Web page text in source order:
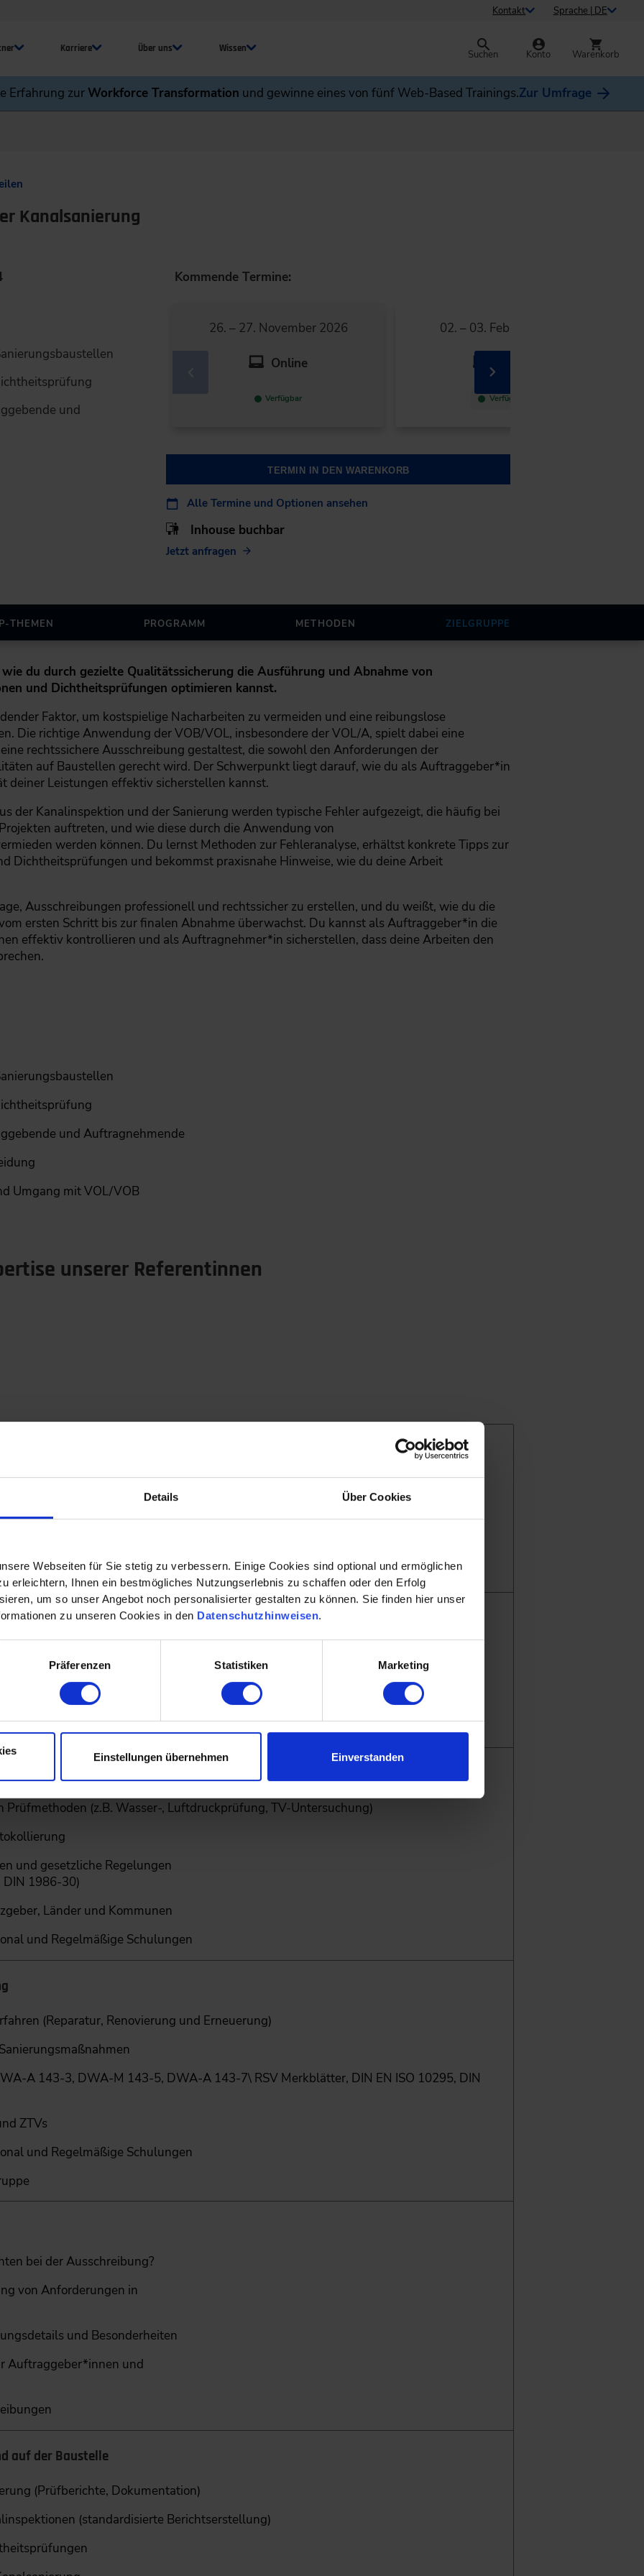
Details Über Cookies
Webseiten für Sie stetig zu verbessern. Einige Cookies sind optional und ermöglichen
erleichtern, Ihnen ein bestmögliches Nutzungserlebnis zu schaffen oder den Erfolg
um so unser Angebot noch personalisierter gestalten zu können. Sie finden hier unser
zu unseren Cookies in den Datenschutzhinweisen.
Präferenzen Statistiken Marketing
Einstellungen übernehmen Einverstanden
Kontakt Sprache | DE
Karriere Über uns Wissen Suchen Konto Warenkorb
Erfahrung zurWorkforce Transformation und gewinne eines von fünf Web-Based Trainings.Zur Umfrage
Kanalsanierung
und
Kommende Termine:
26. – 27. November 2026
Online
Verfügbar
02. – 03. Februar 2027
Online
Verfügbar
TERMIN IN DEN WARENKORB
Alle Termine und Optionen ansehen
Inhouse buchbar
Jetzt anfragen
THEMEN PROGRAMM METHODEN ZIELGRUPPE
du durch gezielte Qualitätssicherung die Ausführung und Abnahme von
und Dichtheitsprüfungen optimieren kannst.
Faktor, um kostspielige Nacharbeiten zu vermeiden und eine reibungslose
Die richtige Anwendung der VOB/VOL, insbesondere der VOL/A, spielt dabei eine
rechtssichere Ausschreibung gestaltest, die sowohl den Anforderungen der
auf Baustellen gerecht wird. Der Schwerpunkt liegt darauf, wie du als Auftraggeber*in
deiner Leistungen effektiv sicherstellen kannst.
der Kanalinspektion und der Sanierung werden typische Fehler aufgezeigt, die häufig bei
auftreten, und wie diese durch die Anwendung von
werden können. Du lernst Methoden zur Fehleranalyse, erhältst konkrete Tipps zur
Dichtheitsprüfungen und bekommst praxisnahe Hinweise, wie du deine Arbeit
Ausschreibungen professionell und rechtssicher zu erstellen, und du weißt, wie du die
ersten Schritt bis zur finalen Abnahme überwachst. Du kannst als Auftraggeber*in die
effektiv kontrollieren und als Auftragnehmer*in sicherstellen, dass deine Arbeiten den
und Auftragnehmende
Umgang mit VOL/VOB
unserer Referentinnen
und Vertragsordnung für Bau­leistungen / Vergabeordnung für Leistungen)
von Bauleistungen
Fristen und Nachträgen
ZTV (zusätzliche Technische Vertragsbedingen DWA-M 149-8)
und regelmäßige Schulungen
Prüfmethoden (z.B. Wasser-, Luftdruckprüfung, TV-Untersuchung)
und gesetzliche Regelungen
DIN 1986-30)
Länder und Kommunen
und Regelmäßige Schulungen
(Reparatur, Renovierung und Erneuerung)
A 143-3, DWA-M 143-5, DWA-A 143-7\ RSV Merkblätter, DIN EN ISO 10295, DIN
ZTVs
und Regelmäßige Schulungen
bei der Ausschreibung?
von Anforderungen in
und Besonderheiten
Auftraggeber*innen und
auf der Baustelle
(Prüfberichte, Dokumentation)
(standardisierte Berichtserstellung)